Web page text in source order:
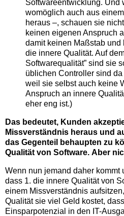
Softwareentwicklung. Und
womöglich auch aus
heraus –, schauen sie
keinen eigenen Anspruch
damit keinen Maßstab und
die innere Qualität. Auf
Softwarequalität” sind sie
üblichen Controller sind
weil sie selbst auch keine
Anspruch an innere
eher eng ist.)
Das bedeutet, Kunden
Missverständnis heraus und
das Gegenteil behaupten zu
Qualität von Software. Aber
Wenn nun jemand daher kommt
dass 1. die innere Qualität von
einem Missverständnis
Qualität sie viel Geld kostet,
Einsparpotenzial in den IT-